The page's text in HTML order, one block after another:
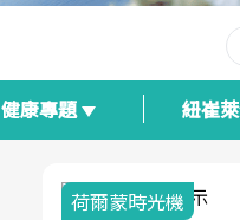
健康專題 紐崔
荷爾蒙時光機